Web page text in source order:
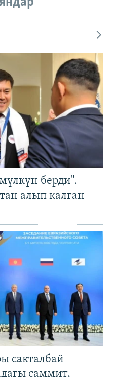
берди".
алып калган
сакталбай
саммит,